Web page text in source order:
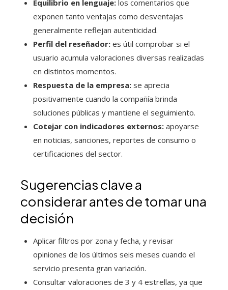
Equilibrio en lenguaje: los comentarios que
exponen tanto ventajas como desventajas
generalmente reflejan autenticidad.
Perfil del reseñador: es útil comprobar si el
usuario acumula valoraciones diversas realizadas
en distintos momentos.
Respuesta de la empresa: se aprecia
positivamente cuando la compañía brinda
soluciones públicas y mantiene el seguimiento.
Cotejar con indicadores externos: apoyarse
en noticias, sanciones, reportes de consumo o
certificaciones del sector.
Sugerencias clave a
considerar antes de tomar una
decisión
Aplicar filtros por zona y fecha, y revisar
opiniones de los últimos seis meses cuando el
servicio presenta gran variación.
Consultar valoraciones de 3 y 4 estrellas, ya que